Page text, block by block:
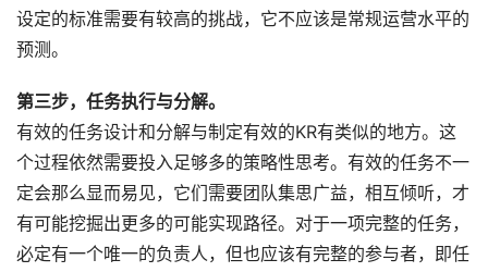
设定的标准需要有较高的挑战，它不应该是常规运营水平的
预测。
第三步，任务执行与分解。
有效的任务设计和分解与制定有效的KR有类似的地方。这
个过程依然需要投入足够多的策略性思考。有效的任务不一
定会那么显而易见，它们需要团队集思广益，相互倾听，才
有可能挖掘出更多的可能实现路径。对于一项完整的任务，
必定有一个唯一的负责人，但也应该有完整的参与者，即任